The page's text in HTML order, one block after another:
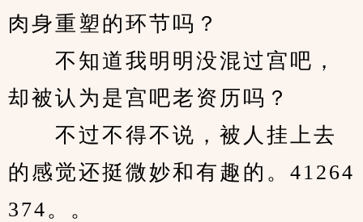
肉身重塑的环节吗？
不知道我明明没混过宫吧，
却被认为是宫吧老资历吗？
不过不得不说，被人挂上去
的感觉还挺微妙和有趣的。41264
374。。